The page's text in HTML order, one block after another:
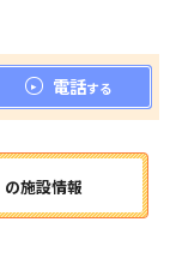
電話する
の施設情報